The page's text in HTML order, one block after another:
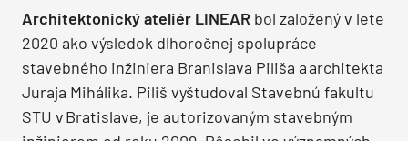
Architektonický ateliér LINEAR bol založený v lete
2020 ako výsledok dlhoročnej spolupráce
stavebného inžiniera Branislava Piliša a architekta
Juraja Mihálika. Piliš vyštudoval Stavebnú fakultu
STU v Bratislave, je autorizovaným stavebným